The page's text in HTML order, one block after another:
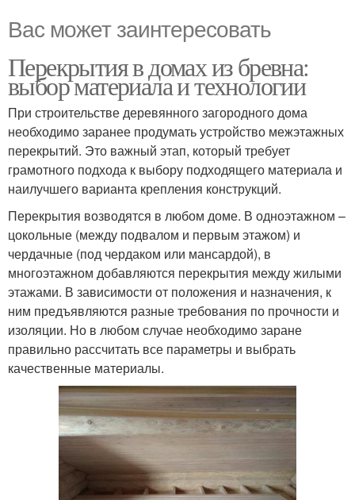
Вас может заинтересовать
Перекрытия в домах из бревна:
выбор материала и технологии
При строительстве деревянного загородного дома
необходимо заранее продумать устройство межэтажных
перекрытий. Это важный этап, который требует
грамотного подхода к выбору подходящего материала и
наилучшего варианта крепления конструкций.
Перекрытия возводятся в любом доме. В одноэтажном –
цокольные (между подвалом и первым этажом) и
чердачные (под чердаком или мансардой), в
многоэтажном добавляются перекрытия между жилыми
этажами. В зависимости от положения и назначения, к
ним предъявляются разные требования по прочности и
изоляции. Но в любом случае необходимо заране
правильно рассчитать все параметры и выбрать
качественные материалы.